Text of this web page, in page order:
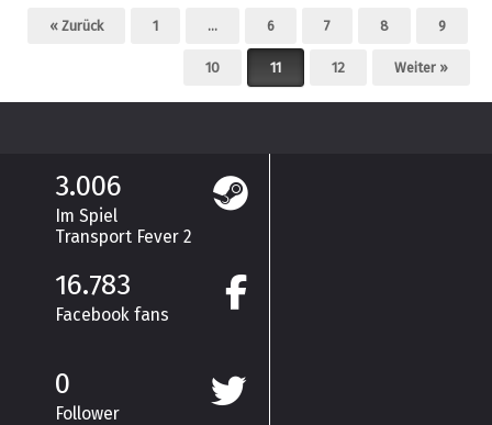
Beitragsnavigation
« Zurück 1 … 6 7 8 9
10 11 12 Weiter »
3.006
Im Spiel
Transport Fever 2
16.783
Facebook fans
0
Follower